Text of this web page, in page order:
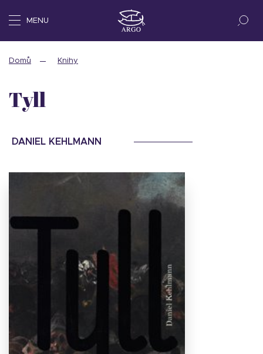
MENU
Domů Knihy
Tyll
DANIEL KEHLMANN